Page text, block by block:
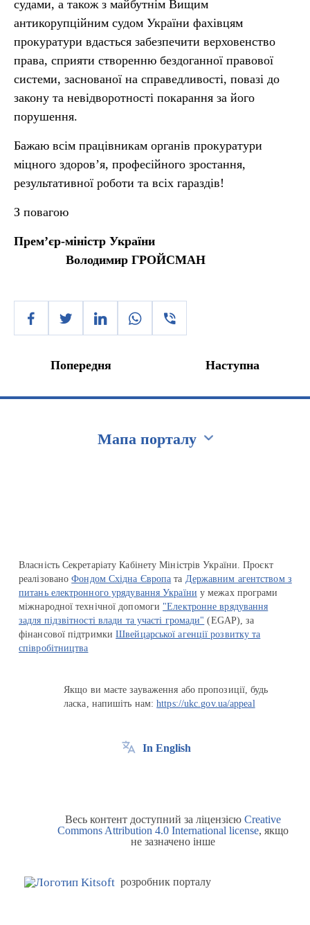
судами, а також з майбутнім Вищим
антикорупційним судом України фахівцям
прокуратури вдасться забезпечити верховенство
права, сприяти створенню бездоганної правової
системи, заснованої на справедливості, повазі до
закону та невідворотності покарання за його
порушення.
Бажаю всім працівникам органів прокуратури
міцного здоров’я, професійного зростання,
результативної роботи та всіх гараздів!
З повагою
Прем’єр-міністр України
Володимир ГРОЙСМАН
Попередня Наступна
Мапа порталу
Власність Секретаріату Кабінету Міністрів України. Проєкт
реалізованоФондом Східна Європа та Державним агентством з
питань електронного урядування України у межах програми
міжнародної технічної допомоги "Електронне врядування
задля підзвітності влади та участі громади" (EGAP), за
фінансової підтримкиШвейцарської агенції розвитку та
співробітництва
Якщо ви маєте зауваження або пропозиції, будь
ласка, напишіть нам:https://ukc.gov.ua/appeal
In English
Весь контент доступний за ліцензією Creative
Commons Attribution 4.0 International license, якщо
не зазначено інше
розробник порталу